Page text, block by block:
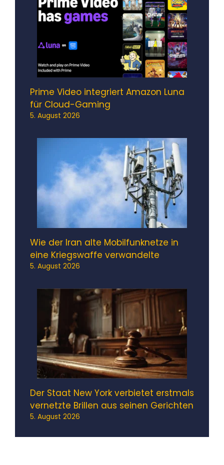
Prime Video integriert Amazon Luna
für Cloud-Gaming
5. August 2026
Wie der Iran alte Mobilfunknetze in
eine Kriegswaffe verwandelte
5. August 2026
Der Staat New York verbietet erstmals
vernetzte Brillen aus seinen Gerichten
5. August 2026